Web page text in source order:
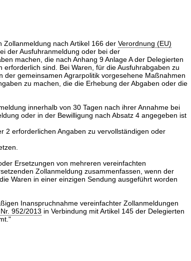
nach Artikel 166 der Verordnung (EU)
der Ausfuhranmeldung oder bei der
machen, die nach Anhang 9 Anlage A der Delegierten
erforderlich sind. Bei Waren, für die Ausfuhrabgaben zu
gemeinsamen Agrarpolitik vorgesehene Maßnahmen
zu machen, die die Erhebung der Abgaben oder die
innerhalb von 30 Tagen nach ihrer Annahme bei
oder in der Bewilligung nach Absatz 4 angegeben ist
2 erforderlichen Angaben zu vervollständigen oder
Ersetzungen von mehreren vereinfachten
Zollanmeldung zusammenfassen, wenn der
Waren in einer einzigen Sendung ausgeführt worden
Inanspruchnahme vereinfachter Zollanmeldungen
952/2013 in Verbindung mit Artikel 145 der Delegierten